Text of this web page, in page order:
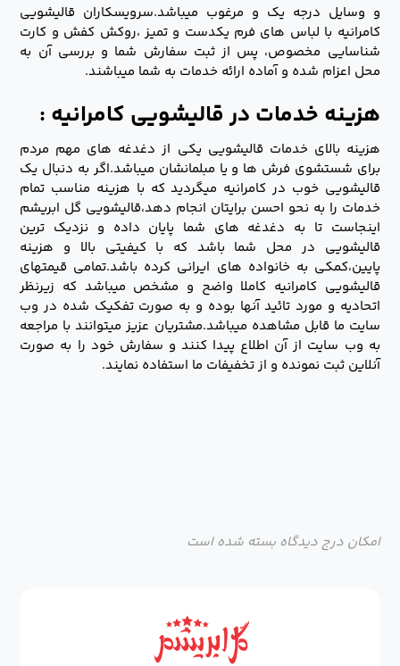
و وسایل درجه یک و مرغوب میباشد.سرویسکاران قالیشویی
کامرانیه با لباس های فرم یکدست و تمیز ،روکش کفش و کارت
شناسایی مخصوص، پس از ثبت سفارش شما و بررسی آن به
محل اعزام شده و آماده ارائه خدمات به شما میباشند.
هزینه خدمات در قالیشویی کامرانیه :
هزینه بالای خدمات قالیشویی یکی از دغدغه های مهم مردم
برای شستشوی فرش ها و یا مبلمانشان میباشد.اگر به دنبال یک
قالیشویی خوب در کامرانیه میگردید که با هزینه مناسب تمام
خدمات را به نحو احسن برایتان انجام دهد،قالیشویی گل ابریشم
اینجاست تا به دغدغه های شما پایان داده و نزدیک ترین
قالیشویی در محل شما باشد که با کیفیتی بالا و هزینه
پایین،کمکی به خانواده های ایرانی کرده باشد.تمامی قیمتهای
قالیشویی کامرانیه کاملا واضح و مشخص میباشد که زیرنظر
اتحادیه و مورد تائید آنها بوده و به صورت تفکیک شده در وب
سایت ما قابل مشاهده میباشد.مشتریان عزیز میتوانند با مراجعه
به وب سایت از آن اطلاع پیدا کنند و سفارش خود را به صورت
آنلاین ثبت نمونده و از تخفیفات ما استفاده نمایند.
امکان درج دیدگاه بسته شده است